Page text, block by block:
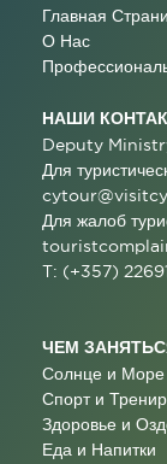
Главная
О Нас
НАШИ
Deputy
Для
Для жалоб
T: (+357)
ЧЕМ
Солнце и Море
Спорт и
Здоровье и
Еда и Напитки